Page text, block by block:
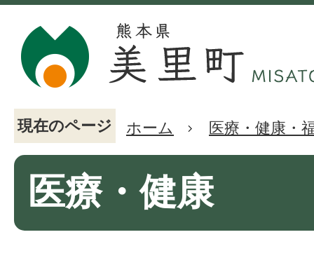
現在のページ ホーム 医療・健康・
医療・健康